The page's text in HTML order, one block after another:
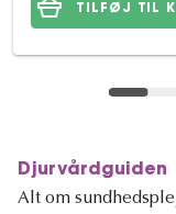
TILFØJ TIL
Djurvårdguiden
Alt om